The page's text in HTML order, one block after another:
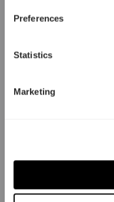
Preferences
Statistics
Marketing